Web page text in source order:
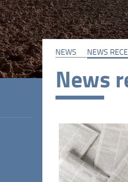
NEWS NEWS
News